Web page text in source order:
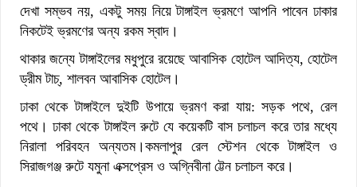
দেখা সম্ভব নয়, একটু সময় নিয়ে টাঙ্গাইল ভ্রমণে আপনি পাবেন ঢাকার
নিকটেই ভ্রমণের অন্য রকম স্বাদ।
থাকার জন্যে টাঙ্গাইলের মধুপুরে রয়েছে আবাসিক হোটেল আদিত্য, হোটেল
ড্রীম টাচ্, শালবন আবাসিক হোটেল।
ঢাকা থেকে টাঙ্গাইলে দুইটি উপায়ে ভ্রমণ করা যায়: সড়ক পথে, রেল
পথে। ঢাকা থেকে টাঙ্গাইল রুটে যে কয়েকটি বাস চলাচল করে তার মধ্যে
নিরালা পরিবহন অন্যতম।কমলাপুর রেল স্টেশন থেকে টাঙ্গাইল ও
সিরাজগঞ্জ রুটে যমুনা এক্সপ্রেস ও অগ্নিবীনা ট্টেন চলাচল করে।